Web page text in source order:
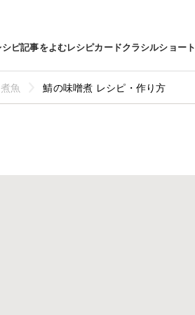
シピ記事をよむレシピカードクラシルショート
煮魚 鯖の味噌煮 レシピ・作り方